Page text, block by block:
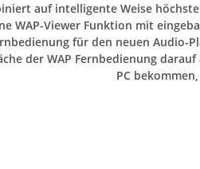
auf intelligente Weise
WAP-Viewer Funktion mit
für den neuen Audio-
der WAP Fernbedienung
PC